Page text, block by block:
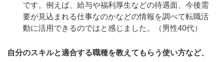
です。例えば、給与や福利厚生などの待遇面、今後需
要が見込まれる仕事なのかなどの情報を調べて転職活
動に活用できるのではと感じました。（男性40代）
自分のスキルと適合する職種を教えてもらう使い方など、